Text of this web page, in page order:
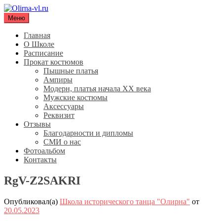
Перейти
содержимому
Olirna-vl.ru
Школа исторического танца "Олирна"
Меню
Главная
О Школе
Расписание
Прокат костюмов
Пышные платья
Ампиры
Модерн, платья начала XX века
Мужские костюмы
Аксессуары
Реквизит
Отзывы
Благодарности и дипломы
СМИ о нас
Фотоальбом
Контакты
RgV-Z2SAKRI
Опубликовал(а) Школа исторического танца "Олирна" от
20.05.2023